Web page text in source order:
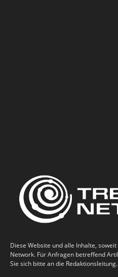
Diese Website und alle Inhalte,
Network. Für Anfragen betreffend
Sie sich bitte an die Redaktionsleitung.